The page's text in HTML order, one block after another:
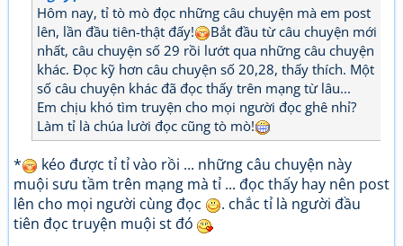
Hôm nay, tỉ tò mò đọc những câu chuyện mà em post
lên, lần đầu tiên-thật đấy!
Bắt đầu từ câu chuyện mới
nhất, câu chuyện số 29 rồi lướt qua những câu chuyện
khác. Đọc kỹ hơn câu chuyện số 20,28, thấy thích. Một
số câu chuyện khác đã đọc thấy trên mạng từ lâu...
Em chịu khó tìm truyện cho mọi người đọc ghê nhỉ?
Làm tỉ là chúa lười đọc cũng tò mò!
*
kéo được tỉ tỉ vào rồi ... những câu chuyện này
muội sưu tầm trên mạng mà tỉ ... đọc thấy hay nên post
lên cho mọi người cùng đọc
. chắc tỉ là người đầu
tiên đọc truyện muội st đó